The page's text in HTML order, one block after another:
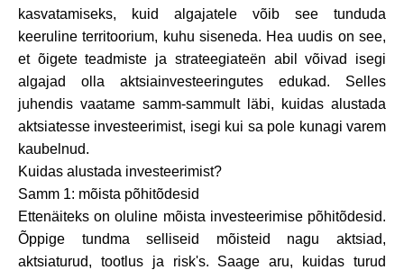
Brändide galerii
Brändi valik
Kalkulaatorid
kasvatamiseks, kuid algajatele võib see tunduda
keeruline territoorium, kuhu siseneda. Hea uudis on see,
et õigete teadmiste ja strateegiateën abil võivad isegi
algajad olla aktsiainvesteeringutes edukad. Selles
juhendis vaatame samm-sammult läbi, kuidas alustada
aktsiatesse investeerimist, isegi kui sa pole kunagi varem
kaubelnud.
Kuidas alustada investeerimist?
Samm 1: mõista põhitõdesid
Ettenäiteks on oluline mõista investeerimise põhitõdesid.
Õppige tundma selliseid mõisteid nagu aktsiad,
aktsiaturud, tootlus ja risk's. Saage aru, kuidas turud